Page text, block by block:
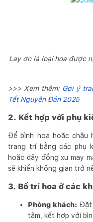
Lay ơn là loại hoa được
>>> Xem thêm: Gợi ý
Tết Nguyên Đán 2025
2. Kết hợp với phụ
Để bình hoa hoặc chậu
trang trí bằng các phụ
hoặc dây đồng xu may
sẽ khiến không gian trở
3. Bố trí hoa ở các
Phòng khách: Đặt
tâm, kết hợp với